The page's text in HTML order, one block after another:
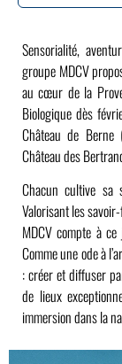
Sensorialité,
groupe MDCV
au cœur de la
Biologique dès
Château de Berne
Château des
Chacun cultive sa
Valorisant les
MDCV compte à
Comme une ode à
: créer et diffuser
de lieux
immersion dans la